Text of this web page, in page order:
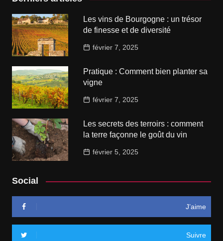
Les vins de Bourgogne : un trésor
de finesse et de diversité
février 7, 2025
Pratique : Comment bien planter sa
vigne
février 7, 2025
Les secrets des terroirs : comment
la terre façonne le goût du vin
février 5, 2025
Social
J’aime
Suivre